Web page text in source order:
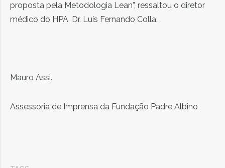
proposta pela Metodologia Lean”, ressaltou o diretor
médico do HPA, Dr. Luís Fernando Colla.
Mauro Assi.
Assessoria de Imprensa da Fundação Padre Albino